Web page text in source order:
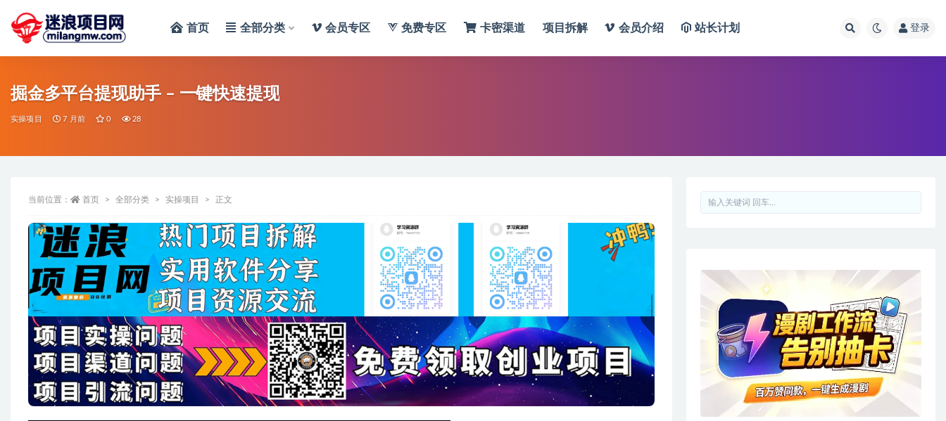
首页 全部分类 会员专区 免费专区 卡密渠道 项目拆解 会员介绍 站长计划 登录
掘金多平台提现助手 – 一键快速提现
实操项目 7 月前 0 28
当前位置： 首页 全部分类 实操项目 正文